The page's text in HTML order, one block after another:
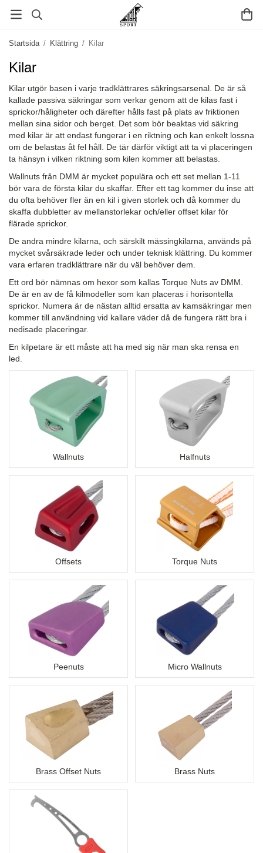
Startsida / Klättring / Kilar
Kilar
Kilar utgör basen i varje tradklättrares säkringsarsenal. De är så
kallade passiva säkringar som verkar genom att de kilas fast i
sprickor/håligheter och därefter hålls fast på plats av friktionen
mellan sina sidor och berget. Det som bör beaktas vid säkring
med kilar är att endast fungerar i en riktning och kan enkelt lossna
om de belastas åt fel håll. De tär därför viktigt att ta vi placeringen
ta hänsyn i vilken riktning som kilen kommer att belastas.
Wallnuts från DMM är mycket populära och ett set mellan 1-11
bör vara de första kilar du skaffar. Efter ett tag kommer du inse att
du ofta behöver fler än en kil i given storlek och då kommer du
skaffa dubbletter av mellanstorlekar och/eller offset kilar för
flärade sprickor.
De andra mindre kilarna, och särskilt mässingkilarna, används på
mycket svårsäkrade leder och under teknisk klättring. Du kommer
vara erfaren tradklättrare när du väl behöver dem.
Ett ord bör nämnas om hexor som kallas Torque Nuts av DMM.
De är en av de få kilmodeller som kan placeras i horisontella
sprickor. Numera är de nästan alltid ersatta av kamsäkringar men
kommer till användning vid kallare väder då de fungera rätt bra i
nedisade placeringar.
En kilpetare är ett måste att ha med sig när man ska rensa en
led.
Wallnuts Halfnuts
Offsets Torque Nuts
Peenuts Micro Wallnuts
Brass Offset Nuts Brass Nuts